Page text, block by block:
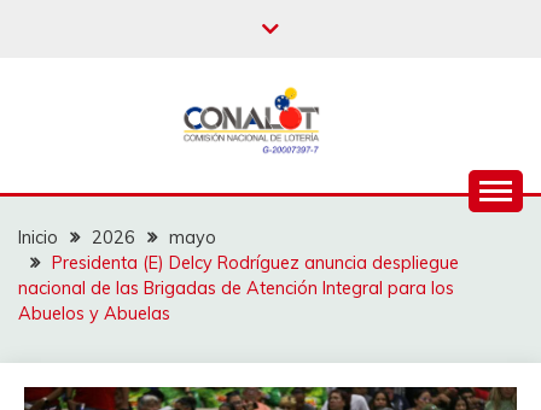
Inicio 2026
mayo
Presidenta (E) Delcy Rodríguez anuncia despliegue
nacional de las Brigadas de Atención Integral para los
Abuelos y Abuelas